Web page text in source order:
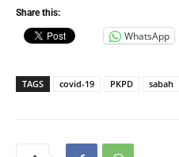
Share this:
WhatsApp
TAGS covid-19 PKPD sabah